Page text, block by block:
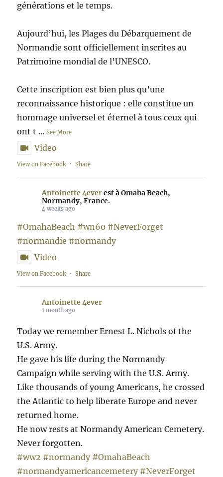
générations et le temps.
Aujourd’hui, les Plages du Débarquement de
Normandie sont officiellement inscrites au
Patrimoine mondial de l’UNESCO.
Cette inscription est bien plus qu’une
reconnaissance historique : elle constitue un
hommage universel et éternel à tous ceux qui
ont t ...See More
Video
View on Facebook · Share
Antoinette 4everest à Omaha Beach,
Normandy, France.
4 weeks ago
#OmahaBeach #wn60 #NeverForget
#normandie #normandy
Video
View on Facebook · Share
Antoinette 4ever
1 month ago
Today we remember Ernest L. Nichols of the
U.S. Army.
He gave his life during the Normandy
Campaign while serving with the U.S. Army.
Like thousands of young Americans, he crossed
the Atlantic to help liberate Europe and never
returned home.
He now rests at Normandy American Cemetery.
Never forgotten.
#ww2 #normandy #OmahaBeach
#normandyamericancemetery #NeverForget